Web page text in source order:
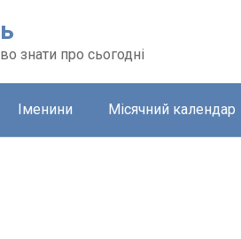
знати про сьогодні
Іменини Місячний календар